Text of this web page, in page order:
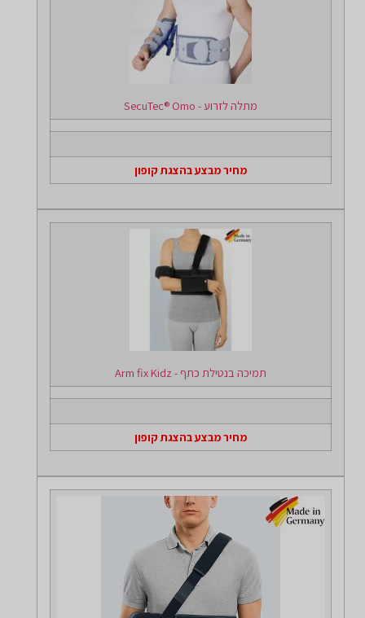
מתלה לזרוע - SecuTec® Omo
מחיר מבצע בהצגת קופון
תמיכה בנטילת כתף - Arm fix Kidz
מחיר מבצע בהצגת קופון